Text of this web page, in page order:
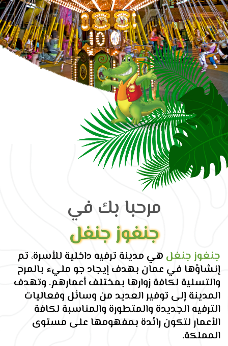
مرحبا بك في
جنغوز جنغل
جنغوز جنغل هي مدينة ترفيه داخلية للأسرة، تم
إنشاؤها في عمان بهدف إيجاد جو مليء بالمرح
والتسلية لكافة زوارها بمختلف أعمارهم. وتهدف
المدينة إلى توفير العديد من وسائل وفعاليات
الترفيه الجديدة والمتطورة والمناسبة لكافة
الأعمار لتكون رائدة بمفهومها على مستوى
المملكة.